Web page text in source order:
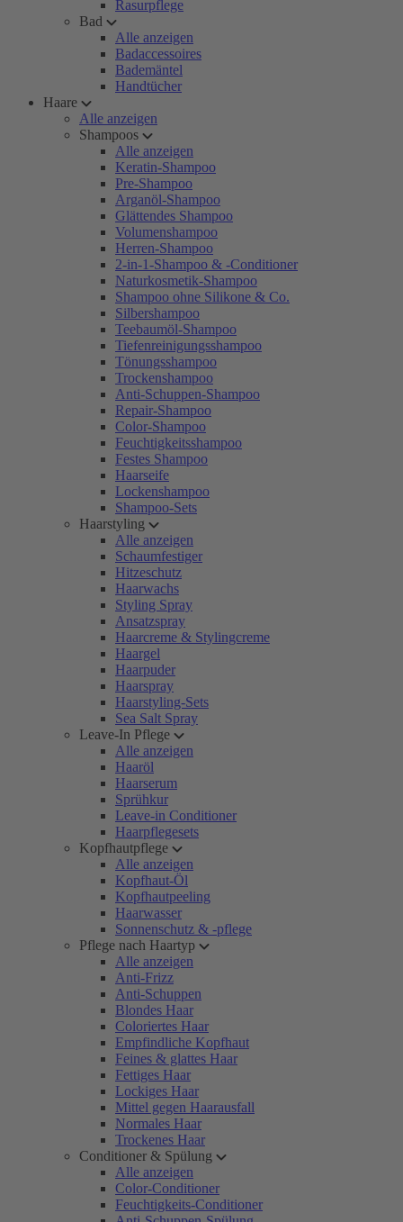
Rasurpflege
Bad
Alle anzeigen
Badaccessoires
Bademäntel
Handtücher
Haare
Alle anzeigen
Shampoos
Alle anzeigen
Keratin-Shampoo
Pre-Shampoo
Arganöl-Shampoo
Glättendes Shampoo
Volumenshampoo
Herren-Shampoo
2-in-1-Shampoo & -Conditioner
Naturkosmetik-Shampoo
Shampoo ohne Silikone & Co.
Silbershampoo
Teebaumöl-Shampoo
Tiefenreinigungsshampoo
Tönungsshampoo
Trockenshampoo
Anti-Schuppen-Shampoo
Repair-Shampoo
Color-Shampoo
Feuchtigkeitsshampoo
Festes Shampoo
Haarseife
Lockenshampoo
Shampoo-Sets
Haarstyling
Alle anzeigen
Schaumfestiger
Hitzeschutz
Haarwachs
Styling Spray
Ansatzspray
Haarcreme & Stylingcreme
Haargel
Haarpuder
Haarspray
Haarstyling-Sets
Sea Salt Spray
Leave-In Pflege
Alle anzeigen
Haaröl
Haarserum
Sprühkur
Leave-in Conditioner
Haarpflegesets
Kopfhautpflege
Alle anzeigen
Kopfhaut-Öl
Kopfhautpeeling
Haarwasser
Sonnenschutz & -pflege
Pflege nach Haartyp
Alle anzeigen
Anti-Frizz
Anti-Schuppen
Blondes Haar
Coloriertes Haar
Empfindliche Kopfhaut
Feines & glattes Haar
Fettiges Haar
Lockiges Haar
Mittel gegen Haarausfall
Normales Haar
Trockenes Haar
Conditioner & Spülung
Alle anzeigen
Color-Conditioner
Feuchtigkeits-Conditioner